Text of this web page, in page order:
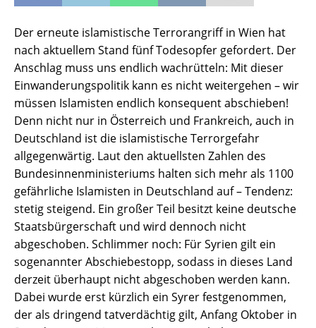
Der erneute islamistische Terrorangriff in Wien hat
nach aktuellem Stand fünf Todesopfer gefordert. Der
Anschlag muss uns endlich wachrütteln: Mit dieser
Einwanderungspolitik kann es nicht weitergehen – wir
müssen Islamisten endlich konsequent abschieben!
Denn nicht nur in Österreich und Frankreich, auch in
Deutschland ist die islamistische Terrorgefahr
allgegenwärtig. Laut den aktuellsten Zahlen des
Bundesinnenministeriums halten sich mehr als 1100
gefährliche Islamisten in Deutschland auf – Tendenz:
stetig steigend. Ein großer Teil besitzt keine deutsche
Staatsbürgerschaft und wird dennoch nicht
abgeschoben. Schlimmer noch: Für Syrien gilt ein
sogenannter Abschiebestopp, sodass in dieses Land
derzeit überhaupt nicht abgeschoben werden kann.
Dabei wurde erst kürzlich ein Syrer festgenommen,
der als dringend tatverdächtig gilt, Anfang Oktober in